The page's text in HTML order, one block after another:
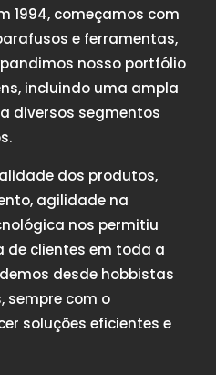
1994, começamos com
e ferramentas,
nosso portfólio
incluindo uma ampla
diversos segmentos
dos produtos,
agilidade na
nos permitiu
clientes em toda a
desde hobbistas
sempre com o
soluções eficientes e